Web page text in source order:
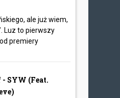
ale już wiem,
Luz to pierwszy
premiery
- SYW (feat.